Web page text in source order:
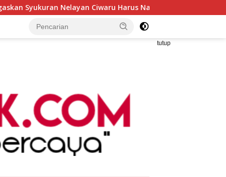
Naik Kelas Demi Mendorong Pertumbuhan Ekonomi
tutup